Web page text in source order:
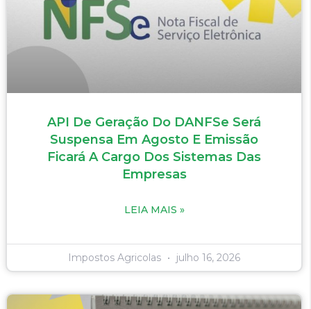
API De Geração Do DANFSe Será
Suspensa Em Agosto E Emissão
Ficará A Cargo Dos Sistemas Das
Empresas
LEIA MAIS »
Impostos Agricolas julho 16, 2026